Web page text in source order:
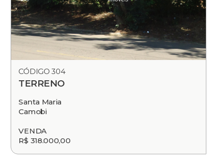
CÓDIGO 304
TERRENO
Santa Maria
Camobi
VENDA
R$ 318.000,00